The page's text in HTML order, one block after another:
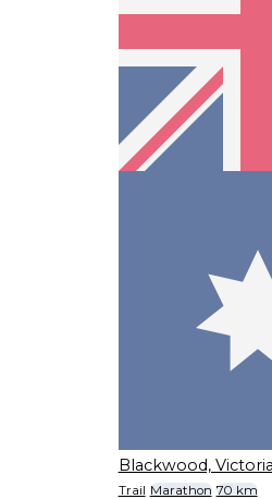
Blackwood, Victoria
Trail Marathon 70 km